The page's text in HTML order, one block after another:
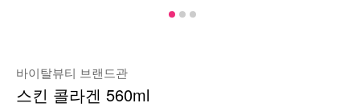
바이탈뷰티 브랜드관
스킨 콜라겐 560ml